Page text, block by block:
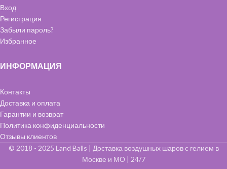
Вход
Регистрация
Забыли пароль?
Избранное
ИНФОРМАЦИЯ
Контакты
Доставка и оплата
Гарантии и возврат
Политика конфиденциальности
Отзывы клиентов
© 2018 - 2025 Land Balls | Доставка воздушных шаров с гелием в
Москве и МО | 24/7